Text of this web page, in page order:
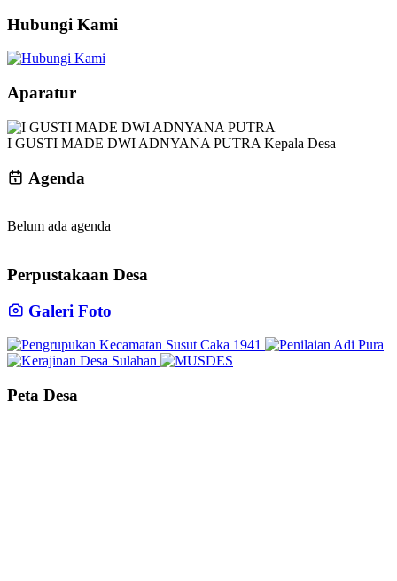
Hubungi Kami
Aparatur
I GUSTI MADE DWI ADNYANA PUTRA Kepala Desa
Agenda
Belum ada agenda
Perpustakaan Desa
Galeri Foto
Peta Desa